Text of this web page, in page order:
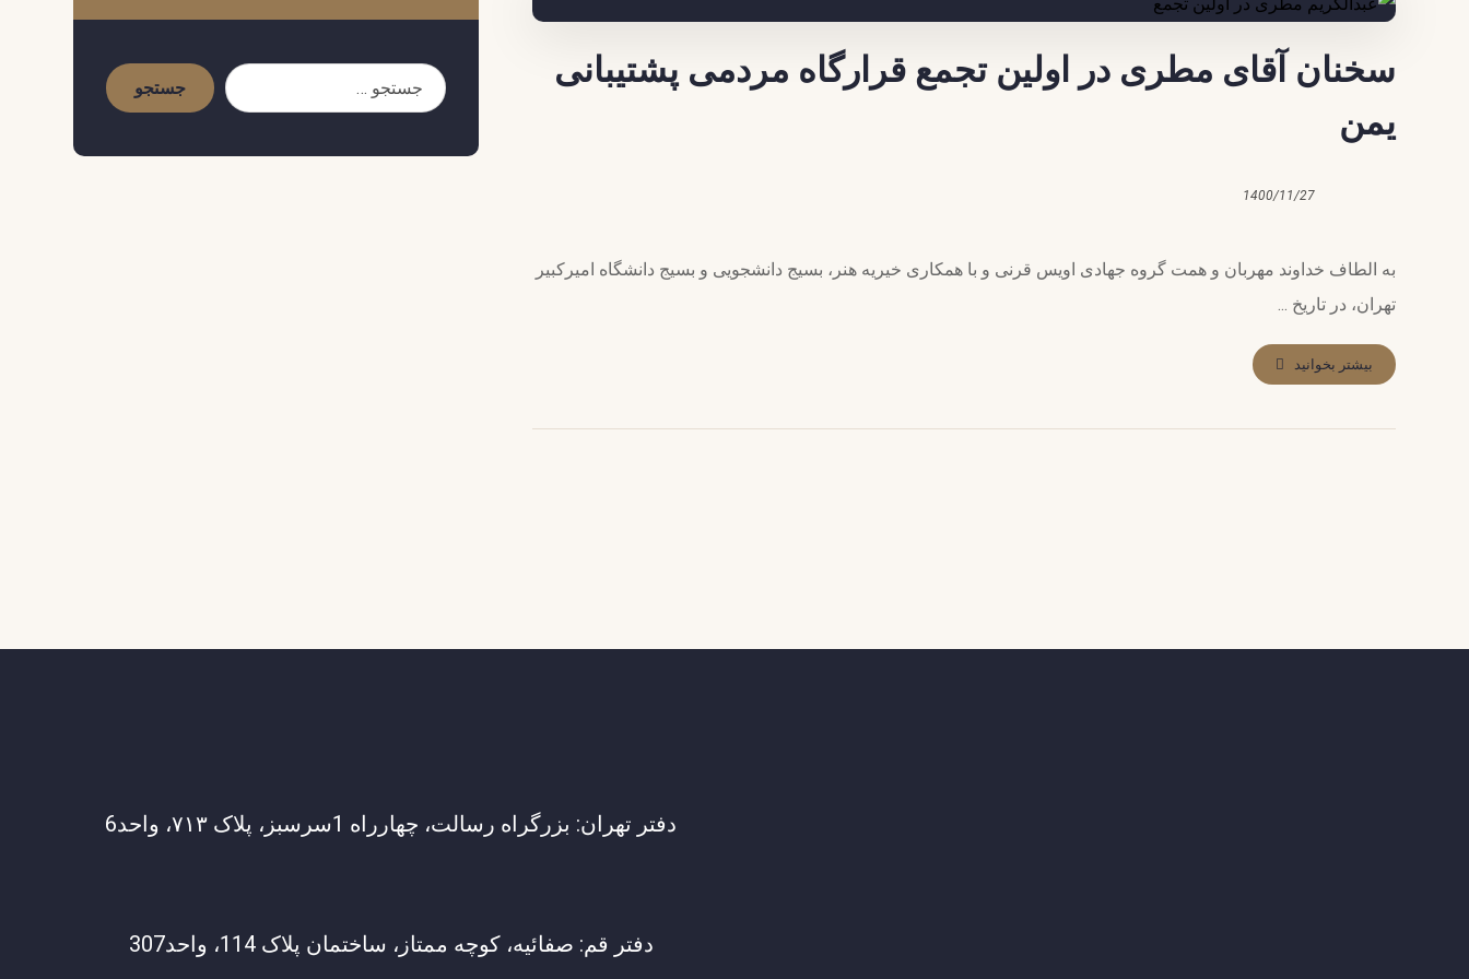
سخنان آقای مطری در اولین تجمع قرارگاه مردمی پشتیبانی
یمن
1400/11/27
به الطاف خداوند مهربان و همت گروه جهادی اویس قرنی و با همکاری خیریه هنر، بسیج دانشجویی و بسیج دانشگاه امیرکبیر
تهران، در تاریخ ...
بیشتر بخوانید
دفتر تهران: بزرگراه رسالت، چهارراه 1سرسبز، پلاک ۷۱۳، واحد6
دفتر قم: صفائیه، کوچه ممتاز، ساختمان پلاک 114، واحد307